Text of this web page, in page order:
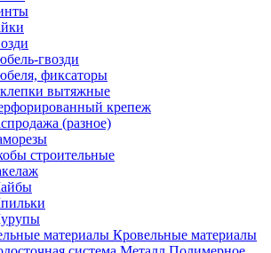
гвозди
фиксаторы
вытяжные
крепеж
(разное)
строительные
Кровельные материалы